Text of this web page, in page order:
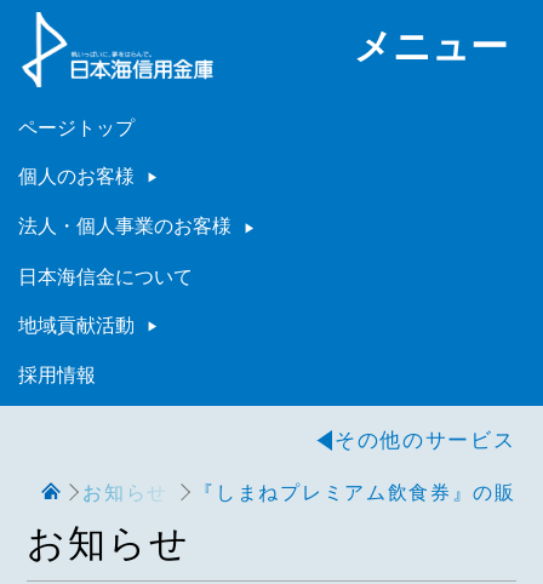
メニュー
ページトップ
個人のお客様
法人・個人事業のお客様
日本海信金について
地域貢献活動
採用情報
その他のサービス
お知らせ 『しまねプレミアム飲食券』の販
お知らせ